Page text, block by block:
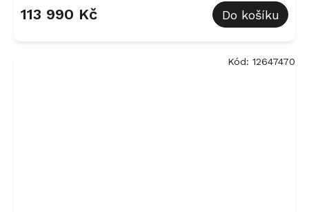
113 990 Kč Do košíku
Kód: 12647470